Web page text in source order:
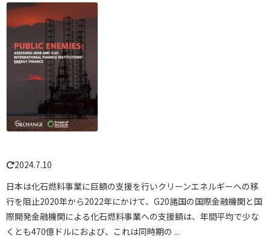
2024.7.10
日本は化石燃料事業に巨額の支援を行いクリーンエネルギーへの移
行を阻止2020年から2022年にかけて、G20諸国の国際金融機関と国
際開発金融機関による化石燃料事業への支援額は、年間平均で少な
くとも470億ドルにおよび、これは同時期の ...